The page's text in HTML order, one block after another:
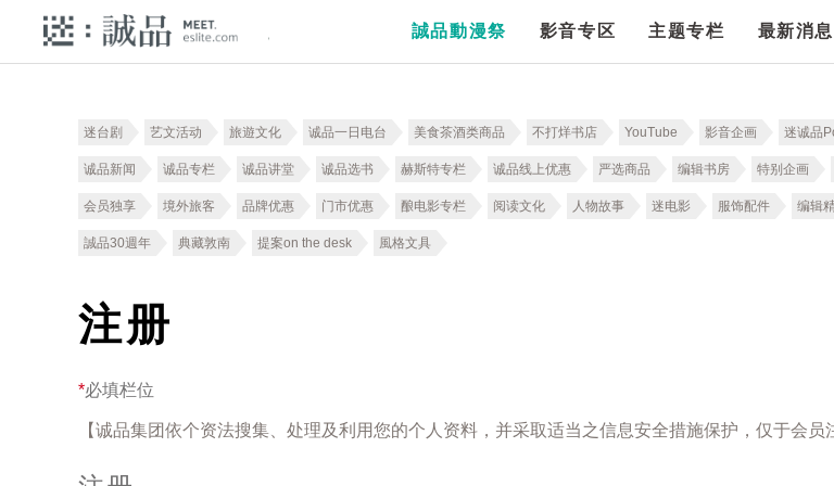
誠品動漫祭 影音专区 主题专栏 最新消息
迷台剧 艺文活动 旅遊文化 诚品一日电台 美食茶酒类商品 不打烊书店 YouTube 影音企画 迷诚品
诚品新闻 诚品专栏 诚品讲堂 诚品选书 赫斯特专栏 诚品线上优惠 严选商品 编辑书房 特别企画
会员独享 境外旅客 品牌优惠 门市优惠 酿电影专栏 阅读文化 人物故事 迷电影 服饰配件 编辑
誠品30週年 典藏敦南 提案on the desk 風格文具
注册
*必填栏位
【诚品集团依个资法搜集、处理及利用您的个人资料，并采取适当之信息安全措施保护，仅于会员